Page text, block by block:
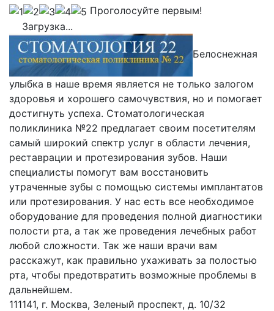
Проголосуйте первым!
Загрузка...
Белоснежная
улыбка в наше время является не только залогом
здоровья и хорошего самочувствия, но и помогает
достигнуть успеха. Стоматологическая
поликлиника №22 предлагает своим посетителям
самый широкий спектр услуг в области лечения,
реставрации и протезирования зубов. Наши
специалисты помогут вам восстановить
утраченные зубы с помощью системы имплантатов
или протезирования. У нас есть все необходимое
оборудование для проведения полной диагностики
полости рта, а так же проведения лечебных работ
любой сложности. Так же наши врачи вам
расскажут, как правильно ухаживать за полостью
рта, чтобы предотвратить возможные проблемы в
дальнейшем.
111141, г. Москва, Зеленый проспект, д. 10/32